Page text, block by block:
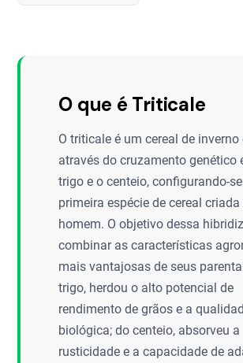
O que é Triticale
O triticale é um cereal de
através do cruzamento genético
trigo e o centeio, configurando-
primeira espécie de cereal criada
homem. O objetivo dessa
combinar as características
mais vantajosas de seus
trigo, herdou o alto potencial de
rendimento de grãos e a
biológica; do centeio, absorveu a
rusticidade e a capacidade de